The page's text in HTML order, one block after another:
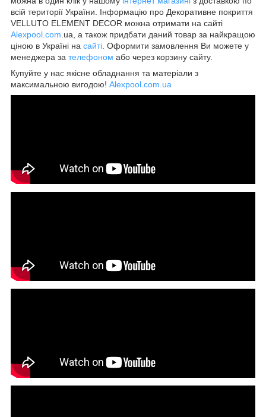
всій території України. Інформацію про Декоративне покриття
VELLUTO ELEMENT DECOR можна отримати на сайті
Alexpool.com .ua, а також придбати даний товар за найкращою
ціною в Україні на сайті . Оформити замовлення Ви можете у
менеджера за телефоном або через корзину сайту.
Купуйте у нас якісне обладнання та матеріали з
максимальною вигодою! Alexpool.com.ua